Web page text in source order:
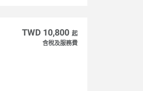
TWD 10,800 起
含稅及服務費